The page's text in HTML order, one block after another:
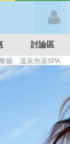
討論區
廳
溫泉泡湯SPA